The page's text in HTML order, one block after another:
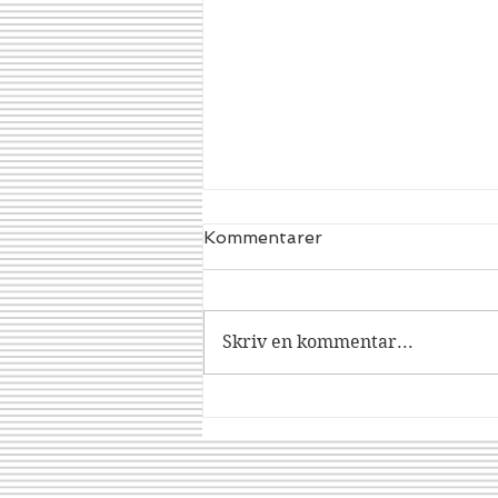
Dracorex
Kommentarer
Skriv en kommentar...